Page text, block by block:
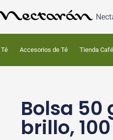
Té Accesorios de Té Tienda Café
Bolsa 50
brillo,